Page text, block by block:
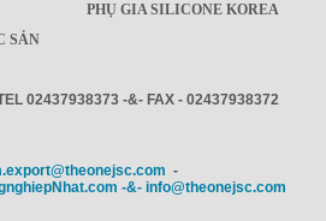
PHỤ GIA SILICONE KOREA
SẢN
02437938373 -&- FAX - 02437938372
-
-&- info@theonejsc.com